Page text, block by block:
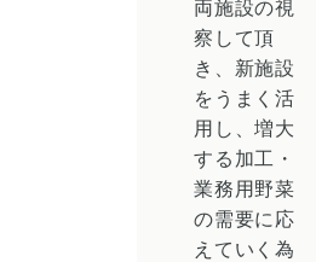
両施設の視
察して頂
き、新施設
をうまく活
用し、増大
する加工・
業務用野菜
の需要に応
えていく為